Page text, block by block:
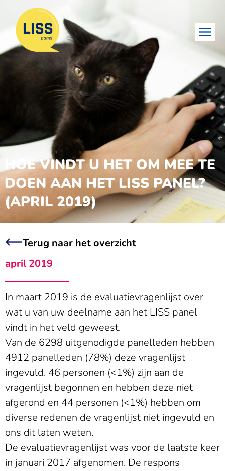
HOE VINDT U HET OM MEE TE
DOEN AAN HET LISS PANEL?
(APRIL 2019)
Terug naar het overzicht
april 2019
In maart 2019 is de evaluatievragenlijst over
wat u van uw deelname aan het LISS panel
vindt in het veld geweest.
Van de 6298 uitgenodigde panelleden hebben
4912 panelleden (78%) deze vragenlijst
ingevuld. 46 personen (<1%) zijn aan de
vragenlijst begonnen en hebben deze niet
afgerond en 44 personen (<1%) hebben om
diverse redenen de vragenlijst niet ingevuld en
ons dit laten weten.
De evaluatievragenlijst was voor de laatste keer
in januari 2017 afgenomen. De respons